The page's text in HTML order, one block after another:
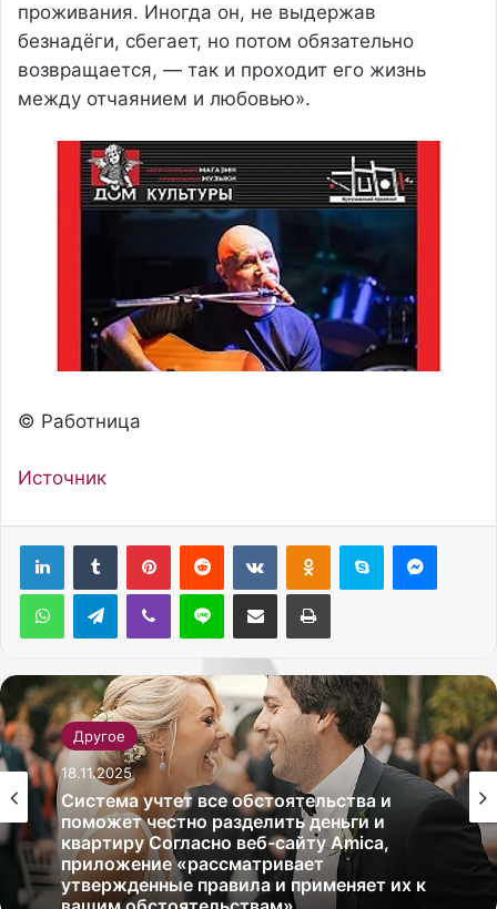
проживания. Иногда он, не выдержав
безнадёги, сбегает, но потом обязательно
возвращается, — так и проходит его жизнь
между отчаянием и любовью».
© Работница
Источник
Telegram
Другое
18.11.2025
Система учтет все обстоятельства и
поможет честно разделить деньги и
квартиру Согласно веб-сайту Amica,
приложение «рассматривает
утвержденные правила и применяет их к